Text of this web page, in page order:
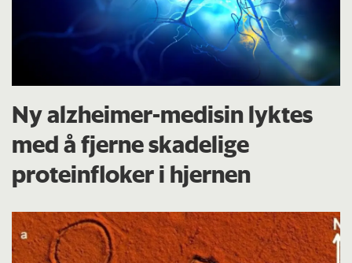
Ny alzheimer-medisin lyktes
med å fjerne skadelige
proteinfloker i hjernen